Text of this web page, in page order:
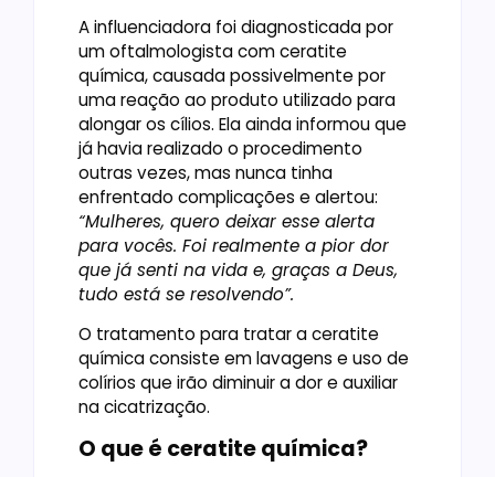
A influenciadora foi diagnosticada por
um oftalmologista com ceratite
química, causada possivelmente por
uma reação ao produto utilizado para
alongar os cílios. Ela ainda informou que
já havia realizado o procedimento
outras vezes, mas nunca tinha
enfrentado complicações e alertou:
“Mulheres, quero deixar esse alerta
para vocês. Foi realmente a pior dor
que já senti na vida e, graças a Deus,
tudo está se resolvendo”.
O tratamento para tratar a ceratite
química consiste em lavagens e uso de
colírios que irão diminuir a dor e auxiliar
na cicatrização.
O que é ceratite química?